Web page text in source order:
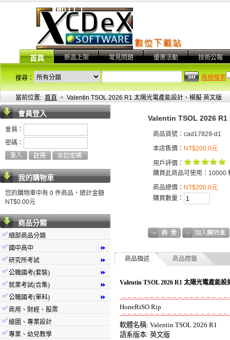
首頁 新品上架 常見問題 優惠活動 技術公報
搜尋： 高級搜索
當前位置: 首頁 > Valentin TSOL 2026 R1 太陽光電產能設計、模擬 英文版
會員登入
會員：
密碼：
我的購物車
您的購物車中有 0 件商品，總計金額
NT$0.00元
商品分類
✅細部商品分類
⏩
✅ 國中高中
⏩
✅研究所考試
⏩
✅公職國考(套裝)
⏩
✅就業考試(合集)
⏩
✅公職國考(單科)
✅ 商用、財經、股票
✅繪圖、專業設計
✅專業、幼兒教學
Valentin TSOL 2026 R1
商品貨號：cad17829-d1
本店售價： NT$200.0元
用戶評價：
購買此商品可使用：10000
商品總價： NT$200.0元
購買數量：
商品描述 商品標籤
Valentin TSOL 2026 R1 太陽光電產能設
-=-=-=-=-=-=-=-=-=-=-=-=-=-=-=-=-=-=-
-=-=-=-=-=-=-=-=-=-=-=-=-=-=-=-=-=-=-
軟體名稱: Valentin TSOL 2026 R1
語系版本: 英文版